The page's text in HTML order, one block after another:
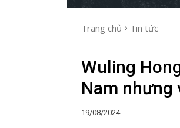
Trang chủ Tin tức
Wuling
Nam nhưng
19/08/2024